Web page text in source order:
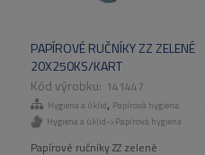
PAPÍROVÉ RUČNÍKY ZZ ZELENÉ
20X250KS/KART
141447
Hygiena a úklid, Papírová hygiena
Hygiena a úklid->Papírová hygiena
Papírové ručníky ZZ zelené